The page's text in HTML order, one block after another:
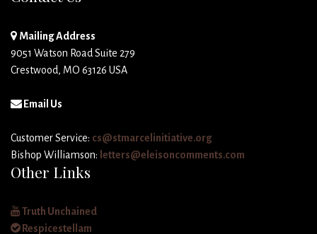
Mailing Address
9051 Watson Road Suite 279
Crestwood, MO 63126 USA
Email Us
Customer Service: cs@stmarcelinitiative.org
Bishop Williamson: letters@eleisoncomments.com
Other Links
Truth Unchained
Respicestellam